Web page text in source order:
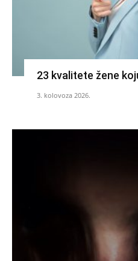
23 kvalitete žene
3. kolovoza 2026.